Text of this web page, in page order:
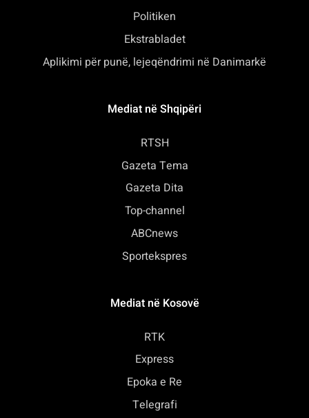
Politiken
Ekstrabladet
Aplikimi për punë, lejeqëndrimi në Danimarkë
Mediat në Shqipëri
RTSH
Gazeta Tema
Gazeta Dita
Top-channel
ABCnews
Sportekspres
Mediat në Kosovë
RTK
Express
Epoka e Re
Telegrafi